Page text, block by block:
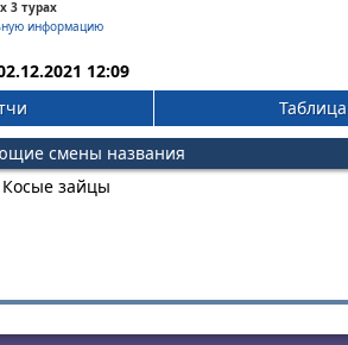
3 турах
информацию
12:09
Таблица
смены названия
зайцы